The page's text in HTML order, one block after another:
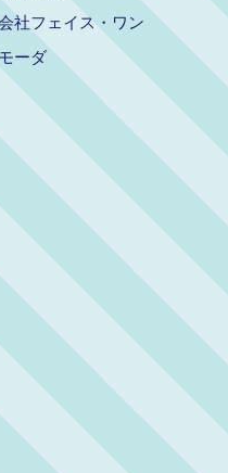
社フェイス・ワン
ーダ